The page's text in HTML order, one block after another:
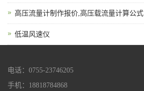
高压流量计制作报价,高压载流量计算公式
低温风速仪
电话：0755-23746205
手机：18818784868